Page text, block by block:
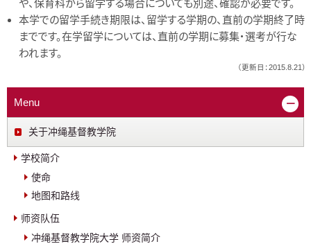
や、保育科から留学する場合についても別途、確認が必要です。
本学での留学手続き期限は、留学する学期の、直前の学期終了時
までです。在学留学については、直前の学期に募集・選考が行な
われます。
（更新日：2015.8.21）
Menu
关于冲绳基督教学院
学校简介
使命
地图和路线
师资队伍
冲绳基督教学院大学 师资简介